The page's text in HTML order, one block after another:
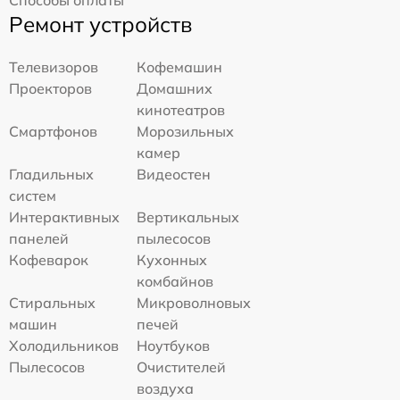
Ремонт устройств
Телевизоров
Кофемашин
Проекторов
Домашних
кинотеатров
Смартфонов
Морозильных
камер
Гладильных
систем
Видеостен
Интерактивных
панелей
Вертикальных
пылесосов
Кофеварок
Кухонных
комбайнов
Стиральных
машин
Микроволновых
печей
Холодильников
Ноутбуков
Пылесосов
Очистителей
воздуха